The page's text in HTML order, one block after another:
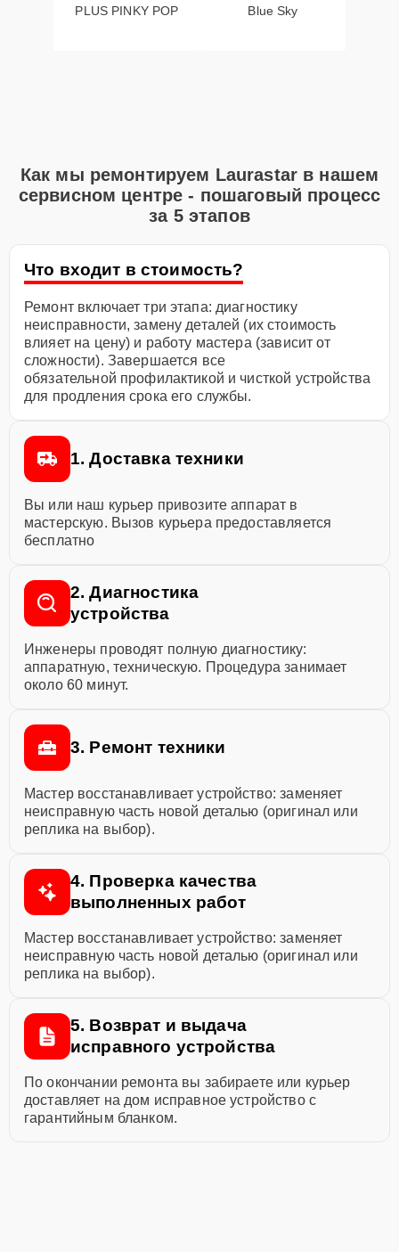
PLUS PINKY POP
Blue Sky
Как мы ремонтируем Laurastar в нашем
сервисном центре - пошаговый процесс
за 5 этапов
Что входит в стоимость?
Ремонт включает три этапа: диагностику
неисправности, замену деталей (их стоимость
влияет на цену) и работу мастера (зависит от
сложности). Завершается все
обязательной профилактикой и чисткой устройства
для продления срока его службы.
1. Доставка техники
Вы или наш курьер привозите аппарат в
мастерскую. Вызов курьера предоставляется
бесплатно
2. Диагностика
устройства
Инженеры проводят полную диагностику:
аппаратную, техническую. Процедура занимает
около 60 минут.
3. Ремонт техники
Мастер восстанавливает устройство: заменяет
неисправную часть новой деталью (оригинал или
реплика на выбор).
4. Проверка качества
выполненных работ
Мастер восстанавливает устройство: заменяет
неисправную часть новой деталью (оригинал или
реплика на выбор).
5. Возврат и выдача
исправного устройства
По окончании ремонта вы забираете или курьер
доставляет на дом исправное устройство с
гарантийным бланком.